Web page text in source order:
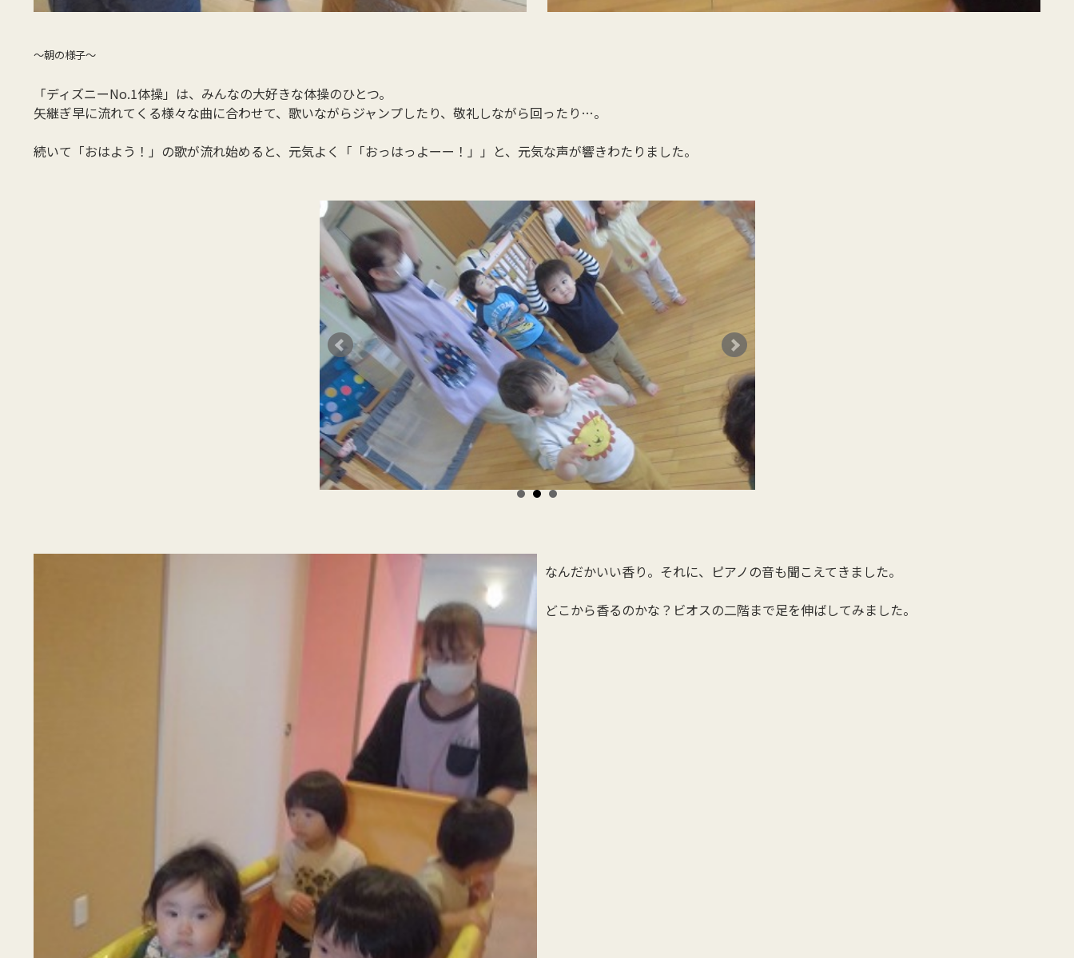
～朝の様子～
「ディズニーNo.1体操」は、みんなの大好きな体操のひとつ。
矢継ぎ早に流れてくる様々な曲に合わせて、歌いながらジャンプしたり、敬礼しながら回ったり…。
続いて「おはよう！」の歌が流れ始めると、元気よく「「おっはっよーー！」」と、元気な声が響きわたりました。
なんだかいい香り。それに、ピアノの音も聞こえてきました。
どこから香るのかな？ビオスの二階まで足を伸ばしてみました。